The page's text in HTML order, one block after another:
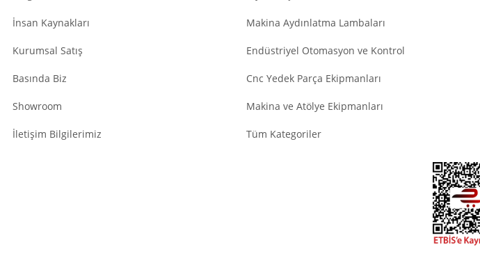
İnsan Kaynakları
Kurumsal Satış
Basında Biz
Showroom
İletişim Bilgilerimiz
Makina Aydınlatma Lambaları
Endüstriyel Otomasyon ve Kontrol
Cnc Yedek Parça Ekipmanları
Makina ve Atölye Ekipmanları
Tüm Kategoriler